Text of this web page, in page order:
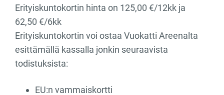
Erityiskuntokortin hinta on 125,00 €/12kk ja
62,50 €/6kk
Erityiskuntokortin voi ostaa Vuokatti Areenalta
esittämällä kassalla jonkin seuraavista
todistuksista:
EU:n vammaiskortti